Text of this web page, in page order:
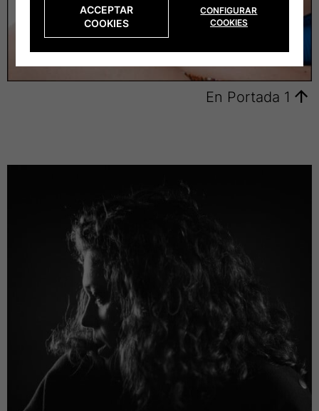
En Portada 1
Portada
ACCEPTAR
COOKIES
CONFIGURAR
COOKIES